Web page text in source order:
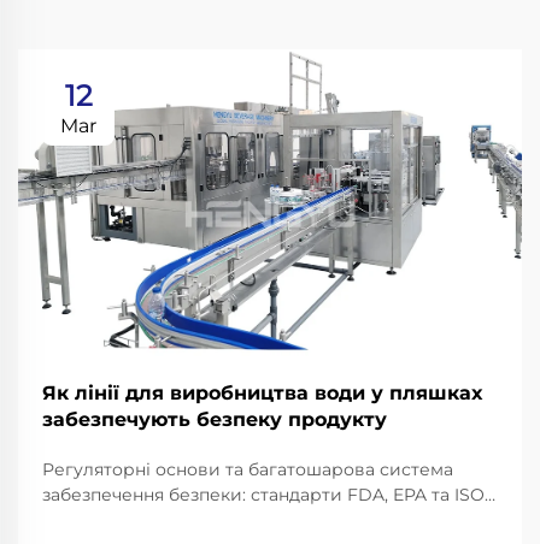
12
Mar
Як лінії для виробництва води у пляшках
забезпечують безпеку продукту
Регуляторні основи та багатошарова система
забезпечення безпеки: стандарти FDA, EPA та ISO,